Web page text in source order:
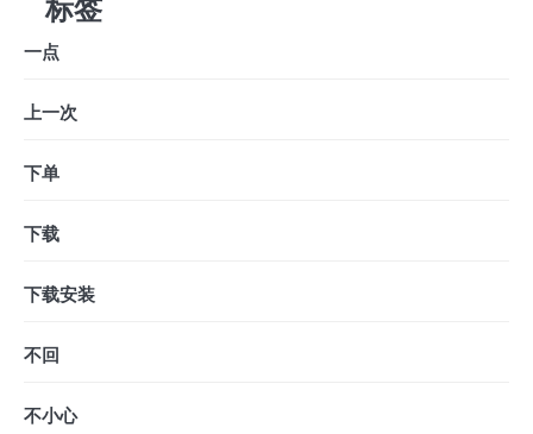
标签
一点
上一次
下单
下载
下载安装
不回
不小心